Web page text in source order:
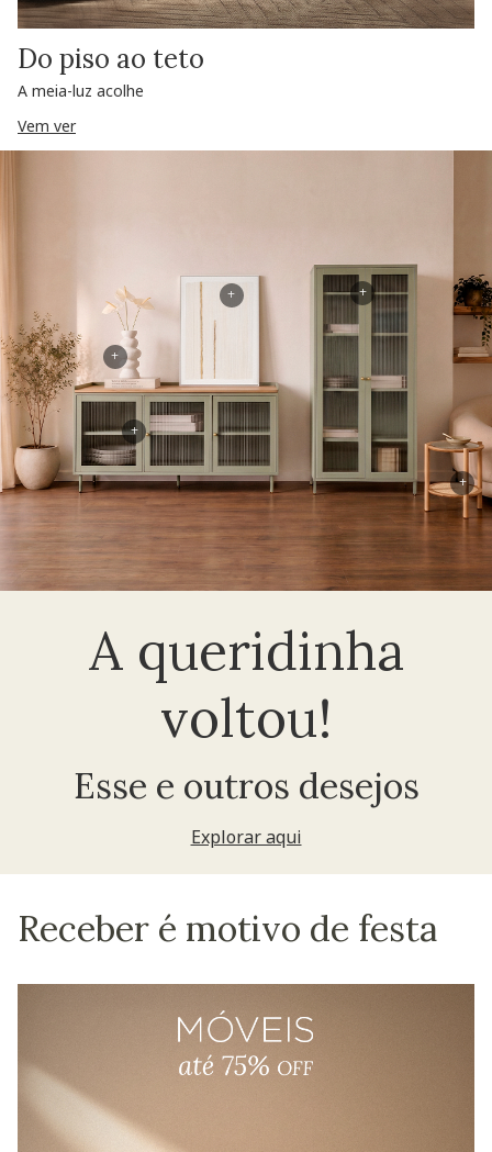
Do piso ao teto
A meia-luz acolhe
Vem ver
A queridinha
voltou!
Esse e outros desejos
Explorar aqui
+
+
+
+
+
Receber é motivo de festa